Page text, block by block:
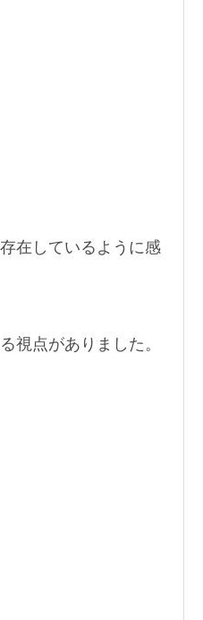
在しているように感
視点がありました。